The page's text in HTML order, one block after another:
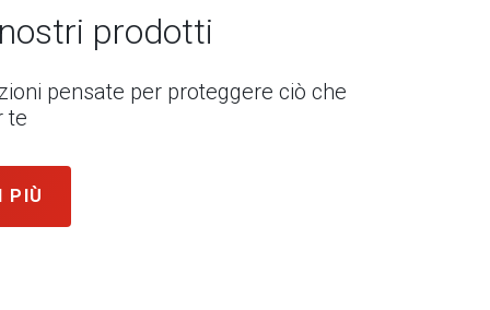
prodotti
pensate per proteggere ciò che
te
PIÙ